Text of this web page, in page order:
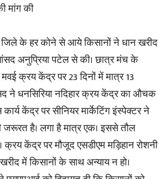
Latest
News
मांग की
में जिले के हर कोने से आये किसानों ने धान खरीद
अनुप्रिया पटेल से की। छात्र मंच के
क्रय केंद्र पर 23 दिनों में मात्र 13
ने धनसिरिया नदिहार क्रय केंद्र का औचक
केंद्र पर सीनियर मार्केटिंग इंस्पेक्टर ने
जरूरत है। लगा है मात्र एक। इससे तौल
केंद्र पर मौजूद एसडीएम मड़िहान रोशनी
में किसानों के साथ अन्याय न हो।